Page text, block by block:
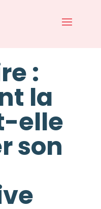
:
la
elle
son